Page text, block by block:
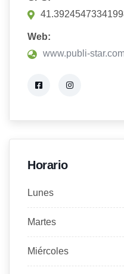
Web:
www.publi-
Horario
Lunes
Martes
Miércoles